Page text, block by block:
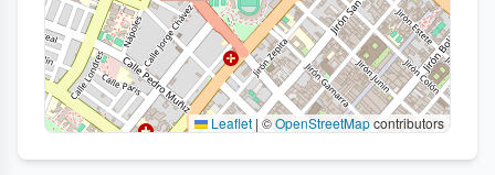
Leaflet | ©OpenStreetMapcontributors